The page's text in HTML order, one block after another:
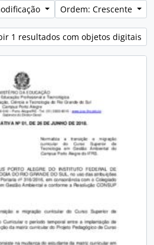
Ordem: Crescente
1 resultados com objetos digitais